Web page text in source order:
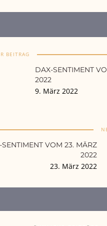
BEITRAG
DAX-SENTIMENT
2022
9. März 2022
SENTIMENT VOM 23. MÄRZ
2022
23. März 2022